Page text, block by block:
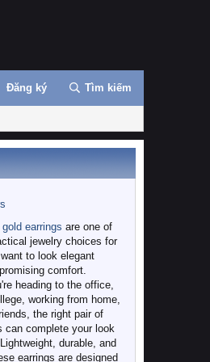
Đăng ký Tìm kiếm
earrings are one of
jewelry choices for
to look elegant
comfort.
heading to the office,
working from home,
the right pair of
can complete your look
durable, and
earrings are designed